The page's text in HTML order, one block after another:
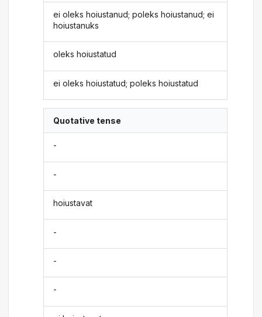
ei oleks hoiustanud; poleks hoiustanud; ei
hoiustanuks
oleks hoiustatud
ei oleks hoiustatud; poleks hoiustatud
Quotative tense
-
-
hoiustavat
-
-
-